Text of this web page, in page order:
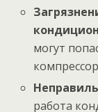
могут
работа